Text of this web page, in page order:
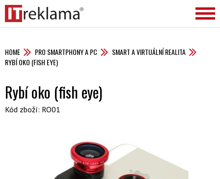
HOME PRO SMARTPHONY A PC
SMART A VIRTUÁLNÍ REALITA
RYBÍ OKO (FISH EYE)
Rybí oko (fish eye)
Kód zboží: RO01